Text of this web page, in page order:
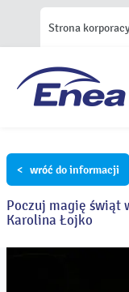
Strona
< wróć do informacji
Poczuj magię świąt
Karolina Łojko